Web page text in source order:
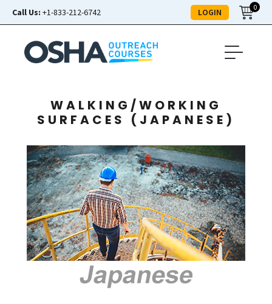
Call Us: +1-833-212-6742 LOGIN 0
WALKING/WORKING
SURFACES (JAPANESE)